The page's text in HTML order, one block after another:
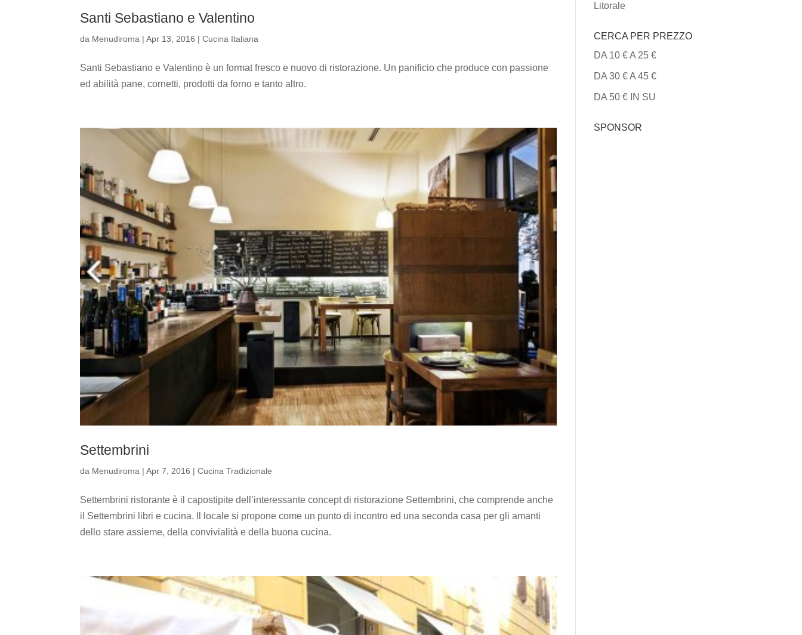
Santi Sebastiano e Valentino
da Menudiroma |Apr 13, 2016 |Cucina Italiana
Santi Sebastiano e Valentino è un format fresco e nuovo di ristorazione. Un panificio che produce con passione
ed abilità pane, cornetti, prodotti da forno e tanto altro.
Settembrini
da Menudiroma |Apr 7, 2016 |Cucina Tradizionale
Settembrini ristorante è il capostipite dell’interessante concept di ristorazione Settembrini, che comprende anche
il Settembrini libri e cucina. Il locale si propone come un punto di incontro ed una seconda casa per gli amanti
dello stare assieme, della convivialità e della buona cucina.
Litorale
CERCA PER PREZZO
DA 10 € A 25 €
DA 30 € A 45 €
DA 50 € IN SU
SPONSOR